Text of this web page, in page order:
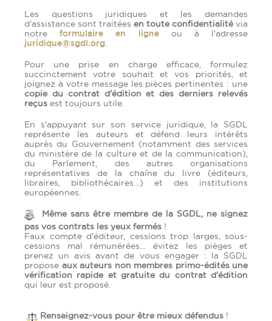
Les questions juridiques et les demandes
d'assistance sont traitées en toute confidentialité via
notreformulaire en ligneou à l'adresse
juridique@sgdl.org
Pour une prise en charge efficace, formulez
succinctement votre souhait et vos priorités, et
joignez à votre message les pièces pertinentes : une
copie du contrat d'édition et des derniers relevés
reçus est toujours utile.
En s'appuyant sur son service juridique, la SGDL
représente les auteurs et défend leurs intérêts
auprès du Gouvernement (notamment des services
du ministère de la culture et de la communication),
du Parlement, des autres organisations
représentatives de la chaîne du livre (éditeurs,
libraires, bibliothécaires…) et des institutions
européennes.
Même sans être membre de la SGDL, ne signez
pas vos contrats les yeux fermés !
Faux compte d'éditeur, cessions trop larges, sous-
cessions mal rémunérées... évitez les pièges et
prenez un avis avant de vous engager : la SGDL
propose aux auteurs non membres primo-édités une
vérification rapide et gratuite du contrat d'édition
qui leur est proposé.
Renseignez-vous pour être mieux défendus !